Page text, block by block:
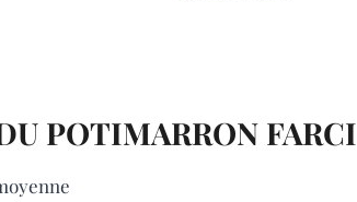
POTIMARRON FARCI